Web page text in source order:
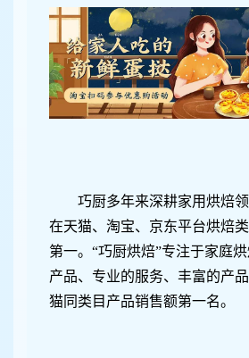
巧厨多年来深耕家用烘焙
在天猫、淘宝、京东平台烘焙
第一。“巧厨烘焙”专注于家庭
产品、专业的服务、丰富的产
猫同类目产品销售额第一名。